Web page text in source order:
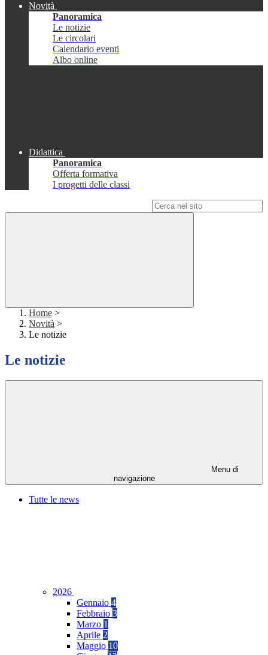
Novità
Panoramica
Le notizie
Le circolari
Calendario eventi
Albo online
Didattica
Panoramica
Offerta formativa
I progetti delle classi
Home >
Novità >
Le notizie
Le notizie
Menu di
navigazione
Tutte le news
2026
Gennaio 4
Febbraio 3
Marzo 1
Aprile 2
Maggio 10